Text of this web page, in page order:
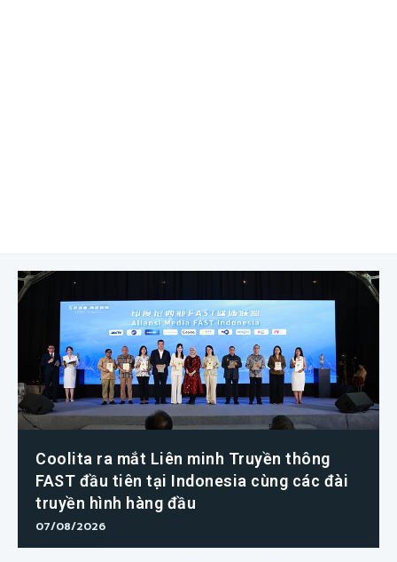
Coolita ra mắt Liên minh Truyền thông
FAST đầu tiên tại Indonesia cùng các đài
truyền hình hàng đầu
07/08/2026